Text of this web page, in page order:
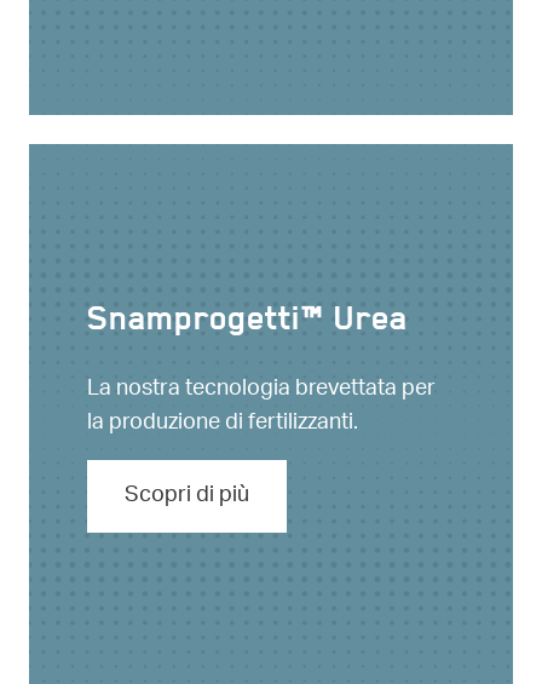
Snamprogetti™ Urea
La nostra tecnologia brevettata per
la produzione di fertilizzanti.
Scopri di più